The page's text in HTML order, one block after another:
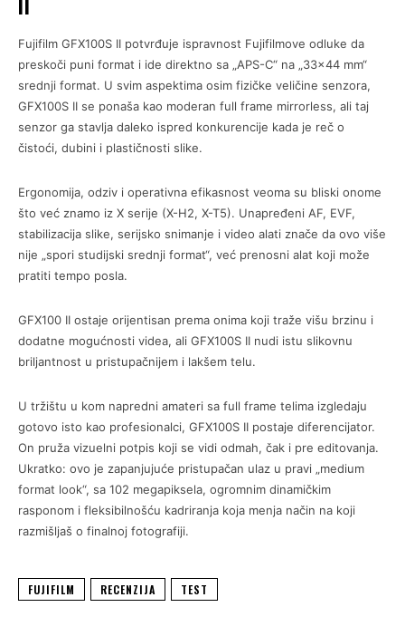
II
Fujifilm GFX100S II potvrđuje ispravnost Fujifilmove odluke da
preskoči puni format i ide direktno sa „APS-C“ na „33×44 mm“
srednji format. U svim aspektima osim fizičke veličine senzora,
GFX100S II se ponaša kao moderan full frame mirrorless, ali taj
senzor ga stavlja daleko ispred konkurencije kada je reč o
čistoći, dubini i plastičnosti slike.
Ergonomija, odziv i operativna efikasnost veoma su bliski onome
što već znamo iz X serije (X-H2, X-T5). Unapređeni AF, EVF,
stabilizacija slike, serijsko snimanje i video alati znače da ovo više
nije „spori studijski srednji format“, već prenosni alat koji može
pratiti tempo posla.
GFX100 II ostaje orijentisan prema onima koji traže višu brzinu i
dodatne mogućnosti videa, ali GFX100S II nudi istu slikovnu
briljantnost u pristupačnijem i lakšem telu.
U tržištu u kom napredni amateri sa full frame telima izgledaju
gotovo isto kao profesionalci, GFX100S II postaje diferencijator.
On pruža vizuelni potpis koji se vidi odmah, čak i pre editovanja.
Ukratko: ovo je zapanjujuće pristupačan ulaz u pravi „medium
format look“, sa 102 megapiksela, ogromnim dinamičkim
rasponom i fleksibilnošću kadriranja koja menja način na koji
razmišljaš o finalnoj fotografiji.
FUJIFILM RECENZIJA TEST